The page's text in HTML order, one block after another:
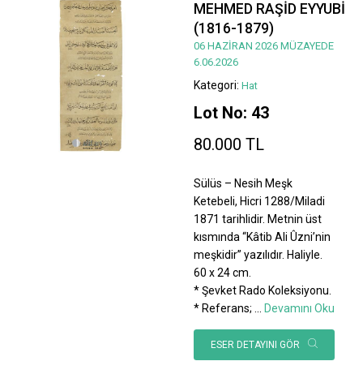
MEHMED RAŞİD EYYUBİ
(1816-1879)
06 HAZİRAN 2026 MÜZAYEDE
6.06.2026
Kategori: Hat
Lot No: 43
80.000 TL
Sülüs – Nesih Meşk
Ketebeli, Hicri 1288/Miladi
1871 tarihlidir. Metnin üst
kısmında “Kâtib Ali Ûzni’nin
meşkidir” yazılıdır. Haliyle.
60 x 24 cm.
* Şevket Rado Koleksiyonu.
* Referans;
Devamını Oku
ESER DETAYINI GÖR